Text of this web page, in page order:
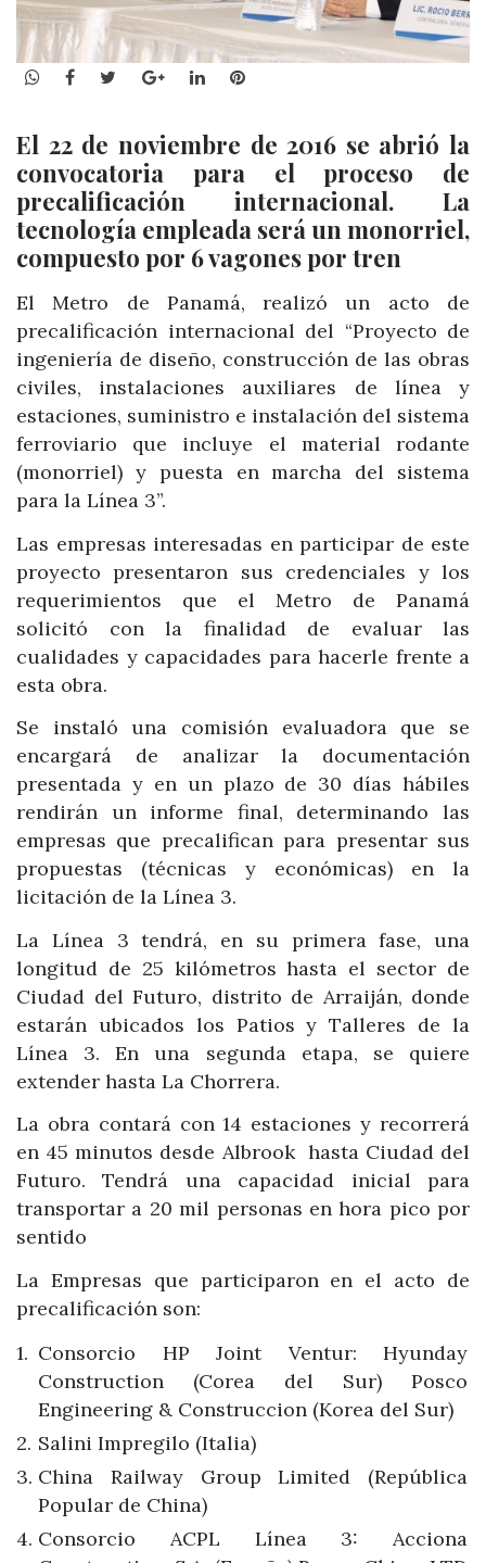
WhatsApp
Facebook
TwitterGoogle+LinkedInPinterest
El 22 de noviembre de 2016 se abrió la
convocatoria para el proceso de
precalificación internacional. La
tecnología empleada será un monorriel,
compuesto por 6 vagones por tren
El Metro de Panamá, realizó un acto de
precalificación internacional del “Proyecto de
ingeniería de diseño, construcción de las obras
civiles, instalaciones auxiliares de línea y
estaciones, suministro e instalación del sistema
ferroviario que incluye el material rodante
(monorriel) y puesta en marcha del sistema
para la Línea 3”.
Las empresas interesadas en participar de este
proyecto presentaron sus credenciales y los
requerimientos que el Metro de Panamá
solicitó con la finalidad de evaluar las
cualidades y capacidades para hacerle frente a
esta obra.
Se instaló una comisión evaluadora que se
encargará de analizar la documentación
presentada y en un plazo de 30 días hábiles
rendirán un informe final, determinando las
empresas que precalifican para presentar sus
propuestas (técnicas y económicas) en la
licitación de la Línea 3.
La Línea 3 tendrá, en su primera fase, una
longitud de 25 kilómetros hasta el sector de
Ciudad del Futuro, distrito de Arraiján, donde
estarán ubicados los Patios y Talleres de la
Línea 3. En una segunda etapa, se quiere
extender hasta La Chorrera.
La obra contará con 14 estaciones y recorrerá
en 45 minutos desde Albrook hasta Ciudad del
Futuro. Tendrá una capacidad inicial para
transportar a 20 mil personas en hora pico por
sentido
La Empresas que participaron en el acto de
precalificación son:
Consorcio HP Joint Ventur: Hyunday
Construction (Corea del Sur) Posco
Engineering & Construccion (Korea del Sur)
Salini Impregilo (Italia)
China Railway Group Limited (República
Popular de China)
Consorcio ACPL Línea 3: Acciona